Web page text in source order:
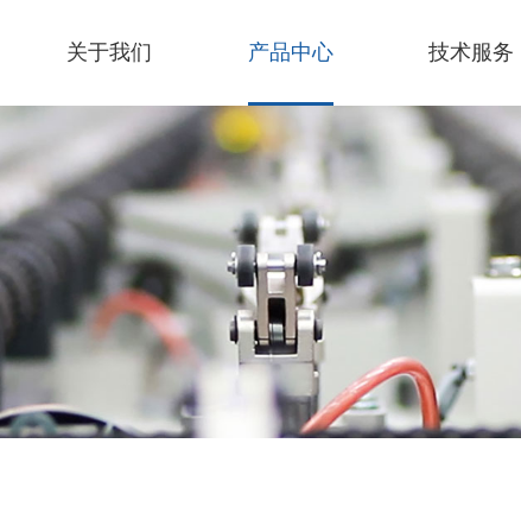
关于我们 产品中心 技术服务